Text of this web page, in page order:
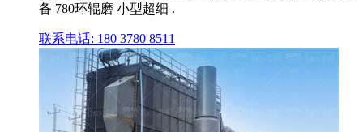
备 780环辊磨 小型超细 .
联系电话: 180 3780 8511